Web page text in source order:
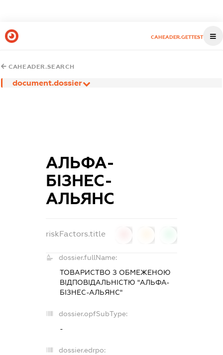
CAHEADER.GETTEST
CAHEADER.SEARCH
document.dossier
АЛЬФА-
БІЗНЕС-
АЛЬЯНС
riskFactors.title
dossier.fullName:
ТОВАРИСТВО З ОБМЕЖЕНОЮ
ВІДПОВІДАЛЬНІСТЮ "АЛЬФА-
БІЗНЕС-АЛЬЯНС"
dossier.opfSubType:
-
dossier.edrpo: